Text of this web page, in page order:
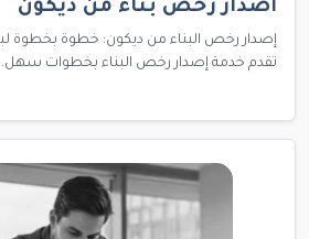
اصدار رخص بناء من ديكون
إصدار رخص البناء من ديكون: خطوة بخطوة
تقدم خدمة إصدار رخص البناء بخطوات